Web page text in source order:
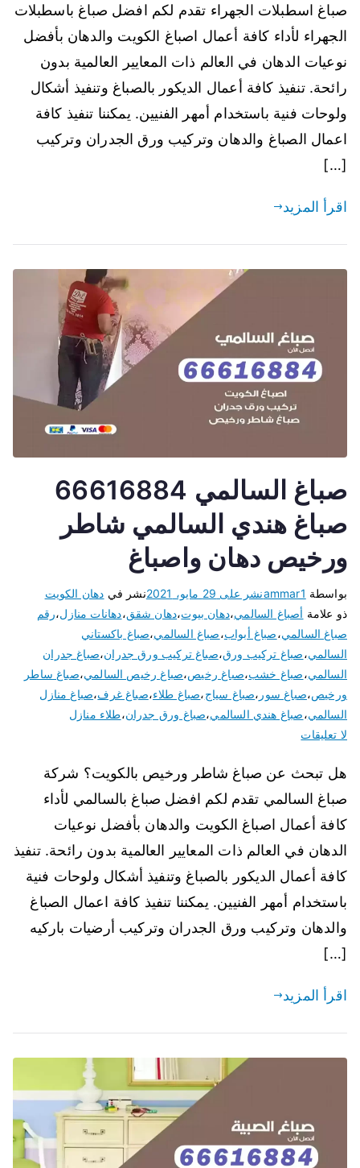
صباغ اسطبلات الجهراء تقدم لكم افضل صباغ باسطبلات
الجهراء لأداء كافة أعمال اصباغ الكويت والدهان بأفضل
نوعيات الدهان في العالم ذات المعايير العالمية بدون
رائحة. تنفيذ كافة أعمال الديكور بالصباغ وتنفيذ أشكال
ولوحات فنية باستخدام أمهر الفنيين. يمكننا تنفيذ كافة
اعمال الصباغ والدهان وتركيب ورق الجدران وتركيب
[…]
اقرأ المزيد
صباغ السالمي 66616884
صباغ هندي السالمي شاطر
ورخيص دهان واصباغ
بواسطة ammar1نشر على 29 مايو، 2021 نشر في دهان الكويت
ذو علامة أصباغ السالمي،دهان بيوت،دهان شقق،دهانات منازل،رقم
صباغ السالمي،صباغ أبواب،صباغ السالمي،صباغ باكستاني
السالمي،صباغ تركيب ورق،صباغ تركيب ورق جدران،صباغ جدران
السالمي،صباغ خشب،صباغ رخيص،صباغ رخيص السالمي،صباغ ساطر
ورخيص،صباغ سور ،صباغ سياج،صباغ طلاء،صباغ غرف،صباغ منازل
السالمي،صباغ هندي السالمي،صباغ ورق جدران،طلاء منازل
لا تعليقات
هل تبحث عن صباغ شاطر ورخيص بالكويت؟ شركة
صباغ السالمي تقدم لكم افضل صباغ بالسالمي لأداء
كافة أعمال اصباغ الكويت والدهان بأفضل نوعيات
الدهان في العالم ذات المعايير العالمية بدون رائحة. تنفيذ
كافة أعمال الديكور بالصباغ وتنفيذ أشكال ولوحات فنية
باستخدام أمهر الفنيين. يمكننا تنفيذ كافة اعمال الصباغ
والدهان وتركيب ورق الجدران وتركيب أرضيات باركيه
[…]
اقرأ المزيد